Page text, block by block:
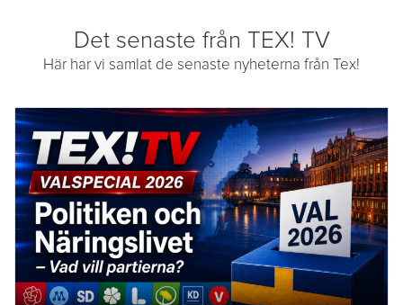
Det senaste från TEX! TV
Här har vi samlat de senaste nyheterna från Tex!